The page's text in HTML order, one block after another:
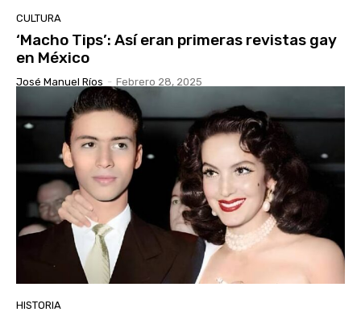
CULTURA
‘Macho Tips’: Así eran primeras revistas gay
en México
José Manuel Ríos - Febrero 28, 2025
HISTORIA